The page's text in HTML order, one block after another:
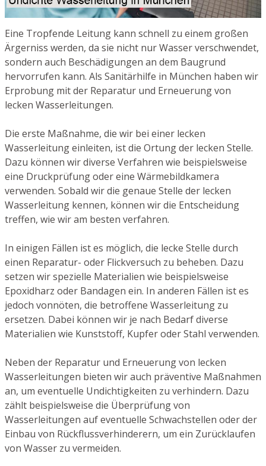
Eine Tropfende Leitung kann schnell zu einem großen
Ärgerniss werden, da sie nicht nur Wasser verschwendet,
sondern auch Beschädigungen an dem Baugrund
hervorrufen kann. Als Sanitärhilfe in München haben wir
Erprobung mit der Reparatur und Erneuerung von
lecken Wasserleitungen.
Die erste Maßnahme, die wir bei einer lecken
Wasserleitung einleiten, ist die Ortung der lecken Stelle.
Dazu können wir diverse Verfahren wie beispielsweise
eine Druckprüfung oder eine Wärmebildkamera
verwenden. Sobald wir die genaue Stelle der lecken
Wasserleitung kennen, können wir die Entscheidung
treffen, wie wir am besten verfahren.
In einigen Fällen ist es möglich, die lecke Stelle durch
einen Reparatur- oder Flickversuch zu beheben. Dazu
setzen wir spezielle Materialien wie beispielsweise
Epoxidharz oder Bandagen ein. In anderen Fällen ist es
jedoch vonnöten, die betroffene Wasserleitung zu
ersetzen. Dabei können wir je nach Bedarf diverse
Materialien wie Kunststoff, Kupfer oder Stahl verwenden.
Neben der Reparatur und Erneuerung von lecken
Wasserleitungen bieten wir auch präventive Maßnahmen
an, um eventuelle Undichtigkeiten zu verhindern. Dazu
zählt beispielsweise die Überprüfung von
Wasserleitungen auf eventuelle Schwachstellen oder der
Einbau von Rückflussverhinderern, um ein Zurücklaufen
von Wasser zu vermeiden.